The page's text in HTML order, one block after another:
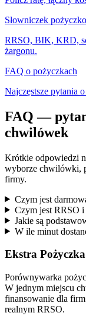
Słowniczek
RRSO, BIK, KRD,
żargonu.
FAQ o pożyczkach
Najczęstsze pytania
FAQ —
chwilówek
Krótkie odpowiedzi
wyborze chwilówki,
firmy.
Czym jest
Czym jest RRSO i
Jakie są
W ile minut
Ekstra Pożyczka
Porównywarka
W jednym miejscu
finansowanie dla
realnym RRSO.